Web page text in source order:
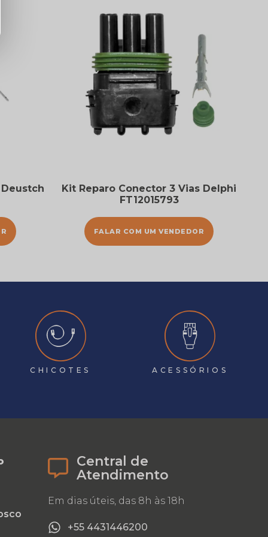
Kit Reparo Conector 3 Vias Delphi
FT12015793
FALAR COM UM VENDEDOR
CHICOTES ACESSÓRIOS
Central de
Atendimento
Em dias úteis, das 8h às 18h
+55 4431446200